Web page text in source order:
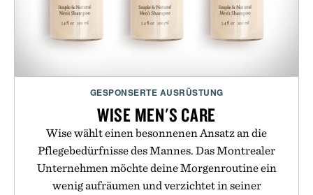
GESPONSERTE AUSRÜSTUNG
WISE MEN'S CARE
Wise wählt einen besonnenen Ansatz an die
Pflegebedürfnisse des Mannes. Das Montrealer
Unternehmen möchte deine Morgenroutine ein
wenig aufräumen und verzichtet in seiner